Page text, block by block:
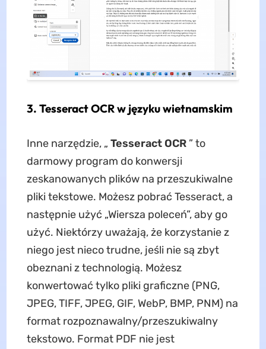
3. Tesseract OCR w języku wietnamskim
Inne narzędzie, „ Tesseract OCR” to
darmowy program do konwersji
zeskanowanych plików na przeszukiwalne
pliki tekstowe. Możesz pobrać Tesseract, a
następnie użyć „Wiersza poleceń”, aby go
użyć. Niektórzy uważają, że korzystanie z
niego jest nieco trudne, jeśli nie są zbyt
obeznani z technologią. Możesz
konwertować tylko pliki graficzne (PNG,
JPEG, TIFF, JPEG, GIF, WebP, BMP, PNM) na
format rozpoznawalny/przeszukiwalny
tekstowo. Format PDF nie jest